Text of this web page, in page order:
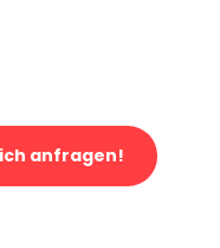
anfragen!